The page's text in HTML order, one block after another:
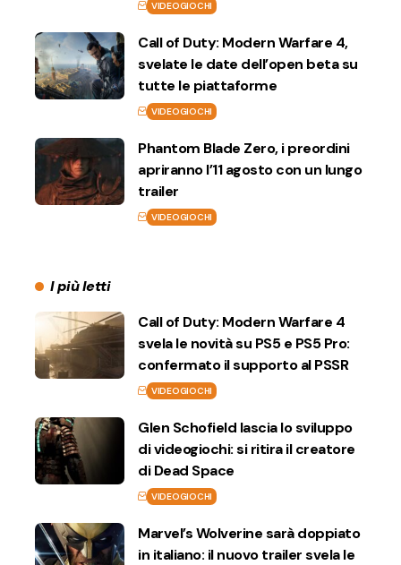
VIDEOGIOCHI
Call of Duty: Modern Warfare 4,
svelate le date dell’open beta su
tutte le piattaforme
VIDEOGIOCHI
Phantom Blade Zero, i preordini
apriranno l’11 agosto con un lungo
trailer
VIDEOGIOCHI
I più letti
Call of Duty: Modern Warfare 4
svela le novità su PS5 e PS5 Pro:
confermato il supporto al PSSR
VIDEOGIOCHI
Glen Schofield lascia lo sviluppo
di videogiochi: si ritira il creatore
di Dead Space
VIDEOGIOCHI
Marvel’s Wolverine sarà doppiato
in italiano: il nuovo trailer svela le